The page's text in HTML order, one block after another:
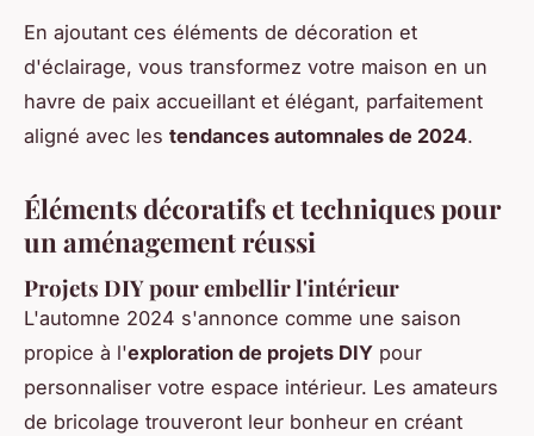
En ajoutant ces éléments de décoration et
d'éclairage, vous transformez votre maison en un
havre de paix accueillant et élégant, parfaitement
aligné avec les tendances automnales de 2024.
Éléments décoratifs et techniques pour
un aménagement réussi
Projets DIY pour embellir l'intérieur
L'automne 2024 s'annonce comme une saison
propice à l'exploration de projets DIY pour
personnaliser votre espace intérieur. Les amateurs
de bricolage trouveront leur bonheur en créant